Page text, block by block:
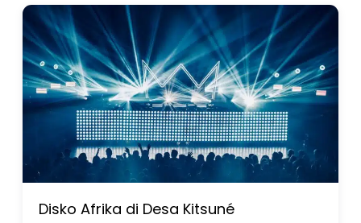
Disko Afrika di Desa Kitsuné